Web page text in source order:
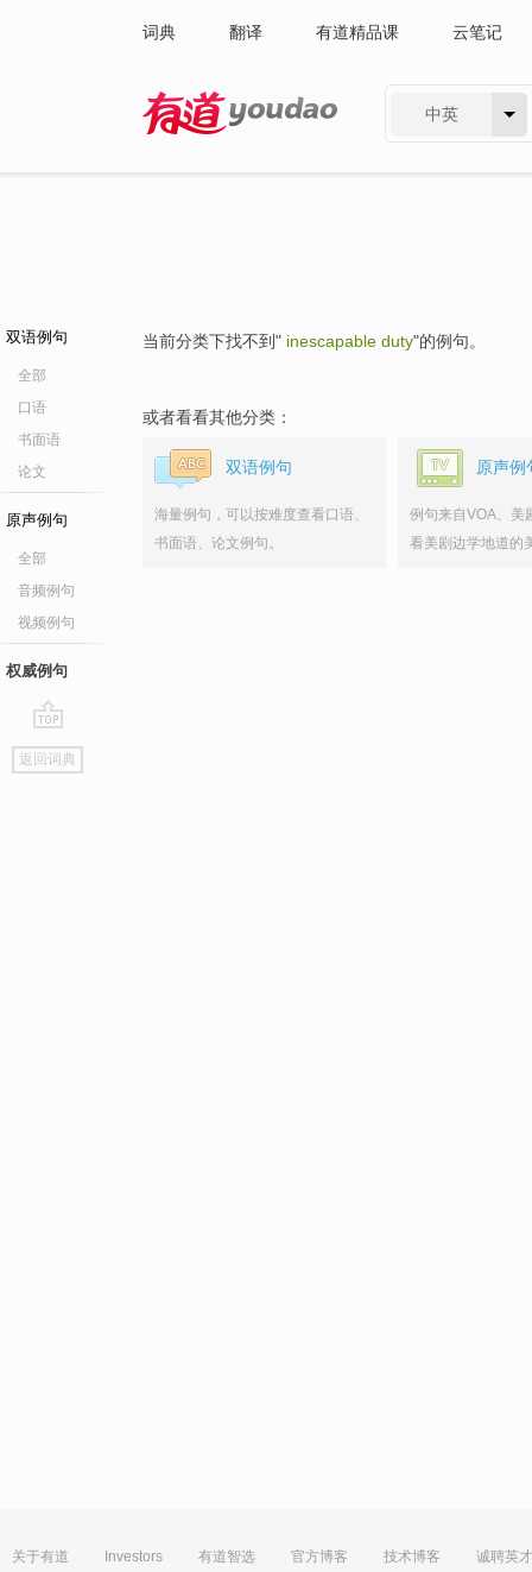
词典 翻译 有道精品课 云笔记
中英
双语例句
全部
口语
书面语
论文
原声例句
全部
音频例句
视频例句
权威例句
go
top
返回词典
当前分类下找不到" inescapable duty"的例句。
或者看看其他分类：
双语例句
海量例句，可以按难度查看口语、
书面语、论文例句。
原声例
例句来自VOA、美
看美剧边学地道的
关于有道 Investors 有道智选 官方博客 技术博客 诚聘英才